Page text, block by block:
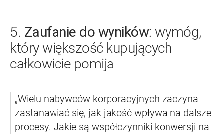
5. Zaufanie do wyników: wymóg,
który większość kupujących
całkowicie pomija
„Wielu nabywców korporacyjnych zaczyna
zastanawiać się, jak jakość wpływa na dalsze
procesy. Jakie są współczynniki konwersji na